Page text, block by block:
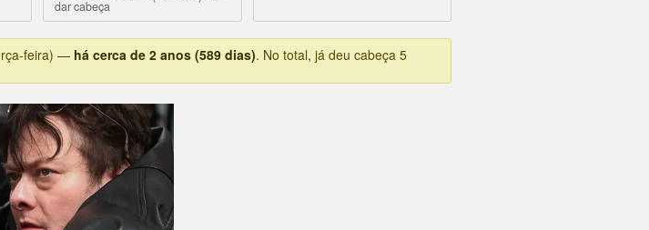
dar cabeça
feira) — há cerca de 2 anos (589 dias). No total, já deu cabeça 5